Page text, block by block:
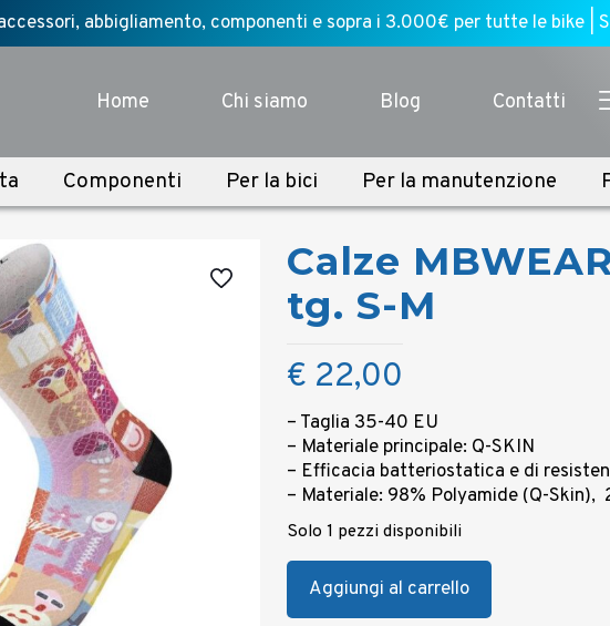
abbigliamento, componenti e sopra i 3.000€ per tutte le bike |
Home Chi siamo Blog Contatti
Componenti Per la bici Per la manutenzione
Calze
tg. S-M
€ 22,00
– Taglia 35-40 EU
– Materiale principale: Q-SKIN
– Efficacia batteriostatica e di
– Materiale: 98% Polyamide (Q-Skin),
Solo 1 pezzi disponibili
Aggiungi al carrello